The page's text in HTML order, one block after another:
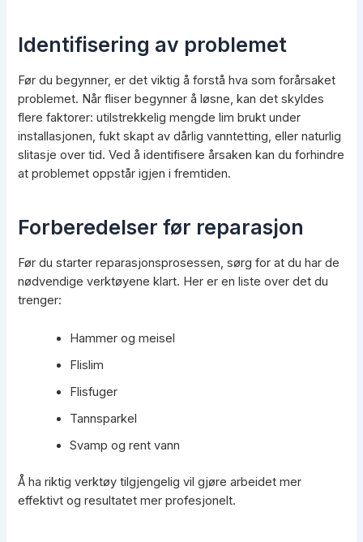
Identifisering av problemet
Før du begynner, er det viktig å forstå hva som forårsaket
problemet. Når fliser begynner å løsne, kan det skyldes
flere faktorer: utilstrekkelig mengde lim brukt under
installasjonen, fukt skapt av dårlig vanntetting, eller naturlig
slitasje over tid. Ved å identifisere årsaken kan du forhindre
at problemet oppstår igjen i fremtiden.
Forberedelser før reparasjon
Før du starter reparasjonsprosessen, sørg for at du har de
nødvendige verktøyene klart. Her er en liste over det du
trenger:
Hammer og meisel
Flislim
Flisfuger
Tannsparkel
Svamp og rent vann
Å ha riktig verktøy tilgjengelig vil gjøre arbeidet mer
effektivt og resultatet mer profesjonelt.